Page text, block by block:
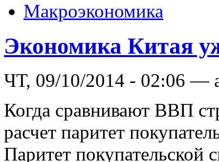
Макроэкономика
Экономика Китая
ЧТ, 09/10/2014 - 02:06 —
Когда сравнивают ВВП
расчет паритет
Паритет покупательской